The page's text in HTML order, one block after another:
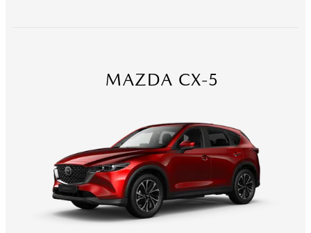
MAZDA CX-5